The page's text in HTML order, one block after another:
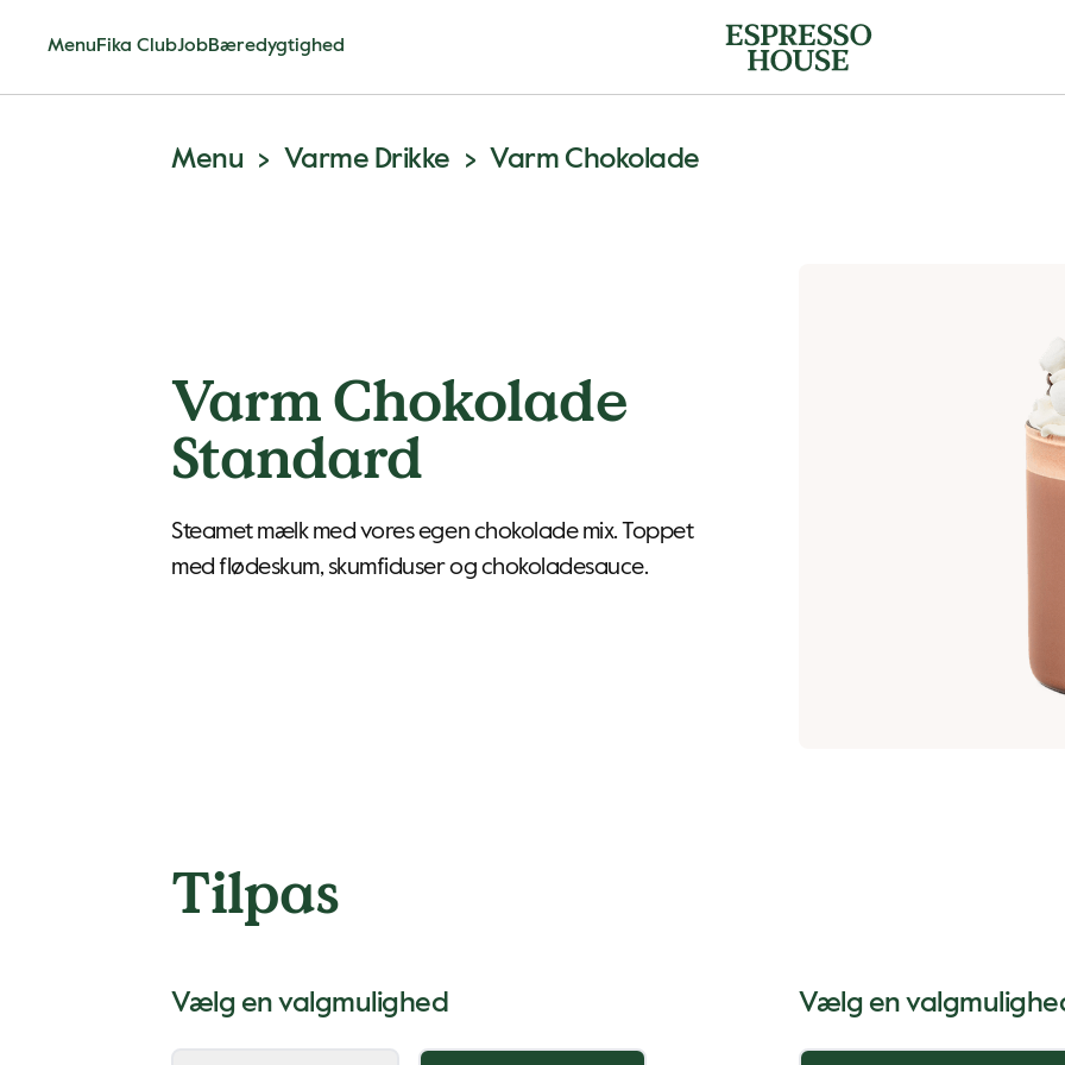
Menu Fika ClubJobBæredygtighed
Menu Varme Drikke Varm Chokolade
Varm Chokolade
Standard
Steamet mælk med vores egen chokolade mix. Toppet
med flødeskum, skumfiduser og chokoladesauce.
Tilpas
Vælg en valgmulighed Vælg en